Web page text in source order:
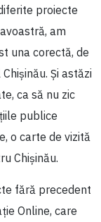
proiecte
am
una corectă, de
Și astăzi
ca să nu zic
publice
o carte de vizită
Chișinău.
fără precedent
Online, care